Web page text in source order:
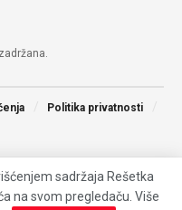
Politika privatnosti
sadržaja Rešetka
na svom pregledaču. Više